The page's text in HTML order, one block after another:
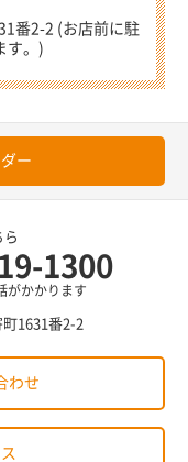
番2-2 (お店前に駐
す。)
ー
ら
1300
がかかります
1631番2-2
わせ